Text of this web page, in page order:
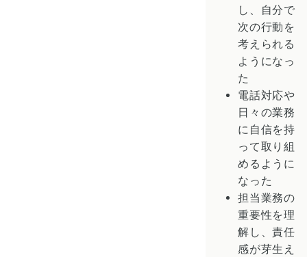
し、自分で
次の行動を
考えられる
ようになっ
た
電話対応や
日々の業務
に自信を持
って取り組
めるように
なった
担当業務の
重要性を理
解し、責任
感が芽生え